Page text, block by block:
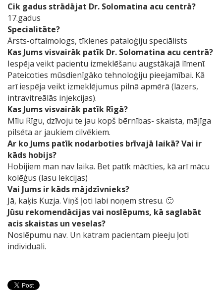
Cik gadus strādājat Dr. Solomatina acu centrā?
17.gadus
Specialitāte?
Ārsts-oftalmologs, tīklenes pataloģiju speciālists
Kas Jums visvairāk patīk Dr. Solomatina acu centrā?
Iespēja veikt pacientu izmeklēšanu augstākajā līmenī.
Pateicoties mūsdienīgāko tehnoloģiju pieejamībai. Kā
arī iespēja veikt izmeklējumus pilnā apmērā (lāzers,
intravitreālās injekcijas).
Kas Jums visvairāk patīk Rīgā?
Mīlu Rīgu, dzīvoju te jau kopš bērnības- skaista, mājīga
pilsēta ar jaukiem cilvēkiem.
Ar ko Jums patīk nodarboties brīvajā laikā? Vai ir
kāds hobijs?
Hobijiem man nav laika. Bet patīk mācīties, kā arī mācu
kolēģus (lasu lekcijas)
Vai Jums ir kāds mājdzīvnieks?
Jā, kaķis Kuzja. Viņš ļoti labi noņem stresu. 🙂
Jūsu rekomendācijas vai noslēpums, kā saglabāt
acis skaistas un veselas?
Noslēpumu nav. Un katram pacientam pieeju ļoti
individuāli.